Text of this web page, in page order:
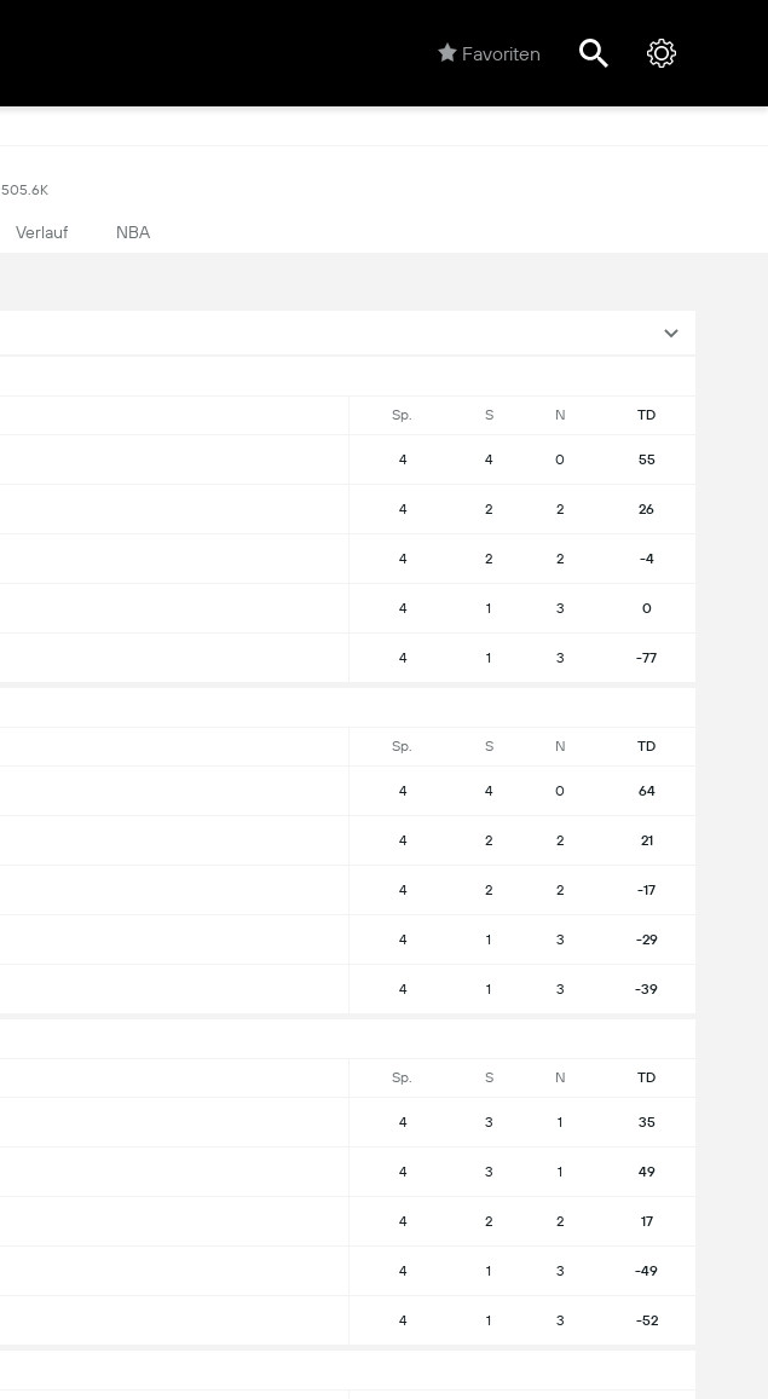
Favoriten
505.6K
Verlauf NBA
Sp. S N TD
4 4 0 55
4 2 2 26
4 2 2 -4
4 1 3 0
4 1 3 -77
Sp. S N TD
4 4 0 64
4 2 2 21
4 2 2 -17
4 1 3 -29
4 1 3 -39
Sp. S N TD
4 3 1 35
4 3 1 49
4 2 2 17
4 1 3 -49
4 1 3 -52